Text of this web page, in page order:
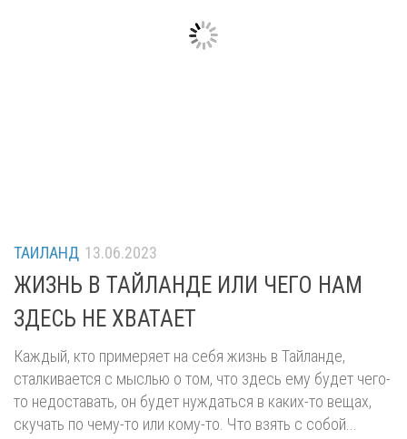
ТАИЛАНД 13.06.2023
ЖИЗНЬ В ТАЙЛАНДЕ ИЛИ ЧЕГО НАМ
ЗДЕСЬ НЕ ХВАТАЕТ
Каждый, кто примеряет на себя жизнь в Тайланде,
сталкивается с мыслью о том, что здесь ему будет чего-
то недоставать, он будет нуждаться в каких-то вещах,
скучать по чему-то или кому-то. Что взять с собой...